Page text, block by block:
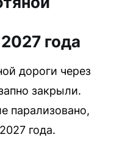
года
дороги через
закрыли.
парализовано,
года.